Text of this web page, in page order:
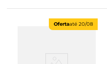
Ofertaaté 20/08